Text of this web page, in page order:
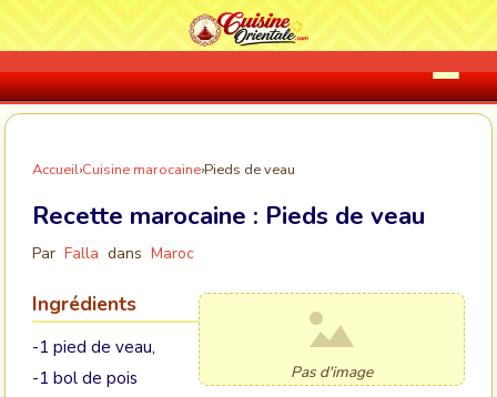
Accueil›Cuisine marocaine›Pieds de veau
Recette marocaine : Pieds de veau
Par Falla dans Maroc
Pas d'image
Ingrédients
-1 pied de veau,
-1 bol de pois